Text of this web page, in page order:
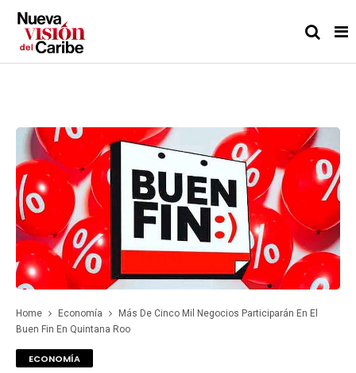
Home Economía
Más De Cinco Mil Negocios Participarán En El
Buen Fin En Quintana Roo
ECONOMÍA